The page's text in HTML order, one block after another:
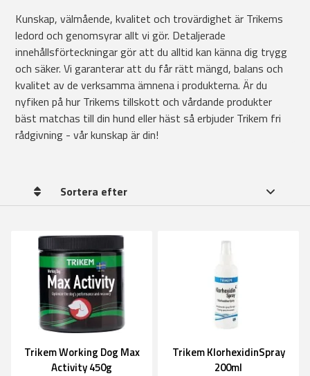
Kunskap, välmående, kvalitet och trovärdighet är Trikems
ledord och genomsyrar allt vi gör. Detaljerade
innehållsförteckningar gör att du alltid kan känna dig trygg
och säker. Vi garanterar att du får rätt mängd, balans och
kvalitet av de verksamma ämnena i produkterna. Är du
nyfiken på hur Trikems tillskott och vårdande produkter
bäst matchas till din hund eller häst så erbjuder Trikem fri
rådgivning - vår kunskap är din!
Sortera efter
Trikem Working Dog Max
Activity 450g
Trikem KlorhexidinSpray
200ml